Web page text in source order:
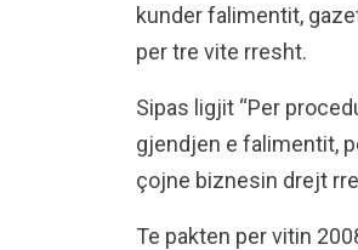
kunder falimentit,
per tre vite rresht.
Sipas ligjit “Per
gjendjen e falimentit,
çojne biznesin drejt
Te pakten per vitin